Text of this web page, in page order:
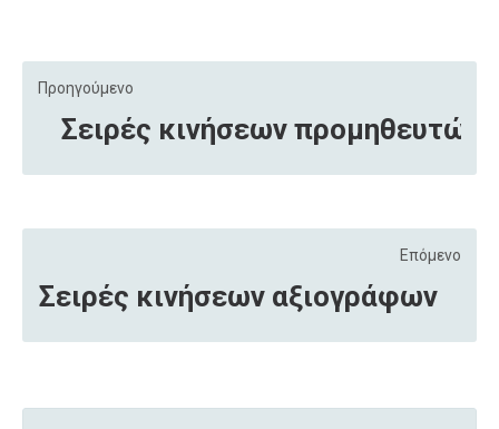
Προηγούμενο
Σειρές κινήσεων προμηθευτών
Επόμενο
Σειρές κινήσεων αξιογράφων